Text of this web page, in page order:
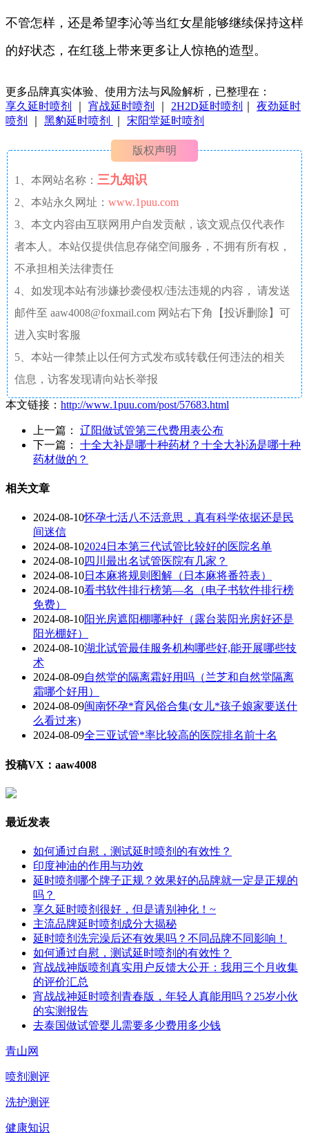
不管怎样，还是希望李沁等当红女星能够继续保持这样
的好状态，在红毯上带来更多让人惊艳的造型。
更多品牌真实体验、使用方法与风险解析，已整理在：
享久延时喷剂
宵战延时喷剂 2H2D延时喷剂
夜劲延时
喷剂
黑豹延时喷剂 宋阳堂延时喷剂
版权声明
1、本网站名称： 三九知识
2、本站永久网址： www.1puu.com
3、本文内容由互联网用户自发贡献，该文观点仅代表作
者本人。本站仅提供信息存储空间服务，不拥有所有权，
不承担相关法律责任
4、如发现本站有涉嫌抄袭侵权/违法违规的内容， 请发送
邮件至 aaw4008@foxmail.com 网站右下角【投诉删除】可
进入实时客服
5、本站一律禁止以任何方式发布或转载任何违法的相关
信息，访客发现请向站长举报
本文链接： http://www.1puu.com/post/57683.html
上一篇： 辽阳做试管第三代费用表公布
下一篇： 十全大补是哪十种药材？十全大补汤是哪十种
药材做的？
相关文章
2024-08-10怀孕七活八不活意思，真有科学依据还是民
间迷信
2024-08-102024日本第三代试管比较好的医院名单
2024-08-10四川最出名试管医院有几家？
2024-08-10日本麻将规则图解（日本麻将番符表）
2024-08-10看书软件排行榜第—名（电子书软件排行榜
免费）
2024-08-10阳光房遮阳棚哪种好（露台装阳光房好还是
阳光棚好）
2024-08-10湖北试管最佳服务机构哪些好,能开展哪些技
术
2024-08-09自然堂的隔离霜好用吗（兰芝和自然堂隔离
霜哪个好用）
2024-08-09闽南怀孕*育风俗合集(女儿*孩子娘家要送什
么看过来)
2024-08-09全三亚试管*率比较高的医院排名前十名
投稿VX：aaw4008
最近发表
如何通过自慰，测试延时喷剂的有效性？
印度神油的作用与功效
延时喷剂哪个牌子正规？效果好的品牌就一定是正规的
吗？
享久延时喷剂很好，但是请别神化！~
主流品牌延时喷剂成分大揭秘
延时喷剂洗完澡后还有效果吗？不同品牌不同影响！
如何通过自慰，测试延时喷剂的有效性？
宵战战神版喷剂真实用户反馈大公开：我用三个月收集
的评价汇总
宵战战神延时喷剂青春版，年轻人真能用吗？25岁小伙
的实测报告
去泰国做试管婴儿需要多少费用多少钱
青山网
喷剂测评
洗护测评
健康知识